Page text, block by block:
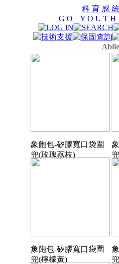
科 育 感
G O Y O U T H
Abiie
象飽包-矽膠寬口袋圍
兜(玫瑰荔枝)
象飽包-矽膠寬口袋圍
兜(檸檬黃)